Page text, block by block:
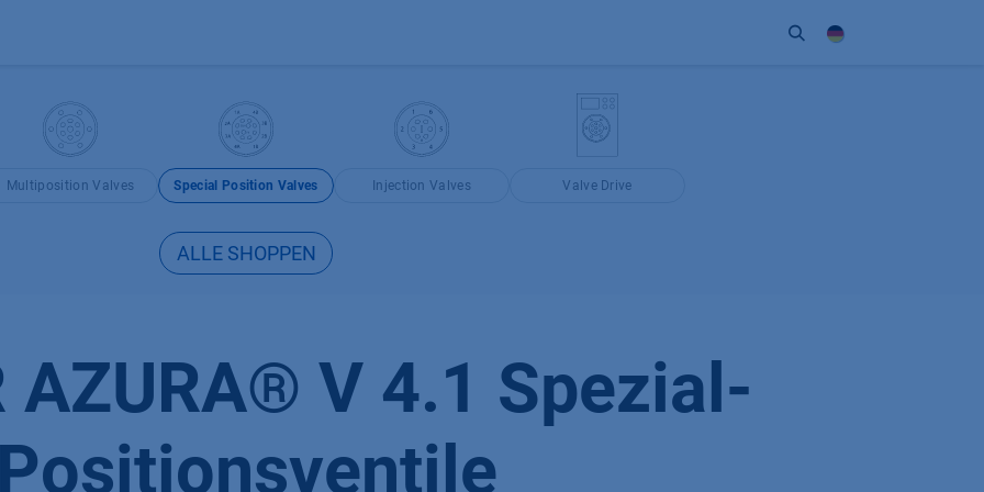
Multiposition Valves Special Position Valves Injection Valves Valve Drive
ALLE SHOPPEN
AZURA® V 4.1 Spezial-
Positionsventile